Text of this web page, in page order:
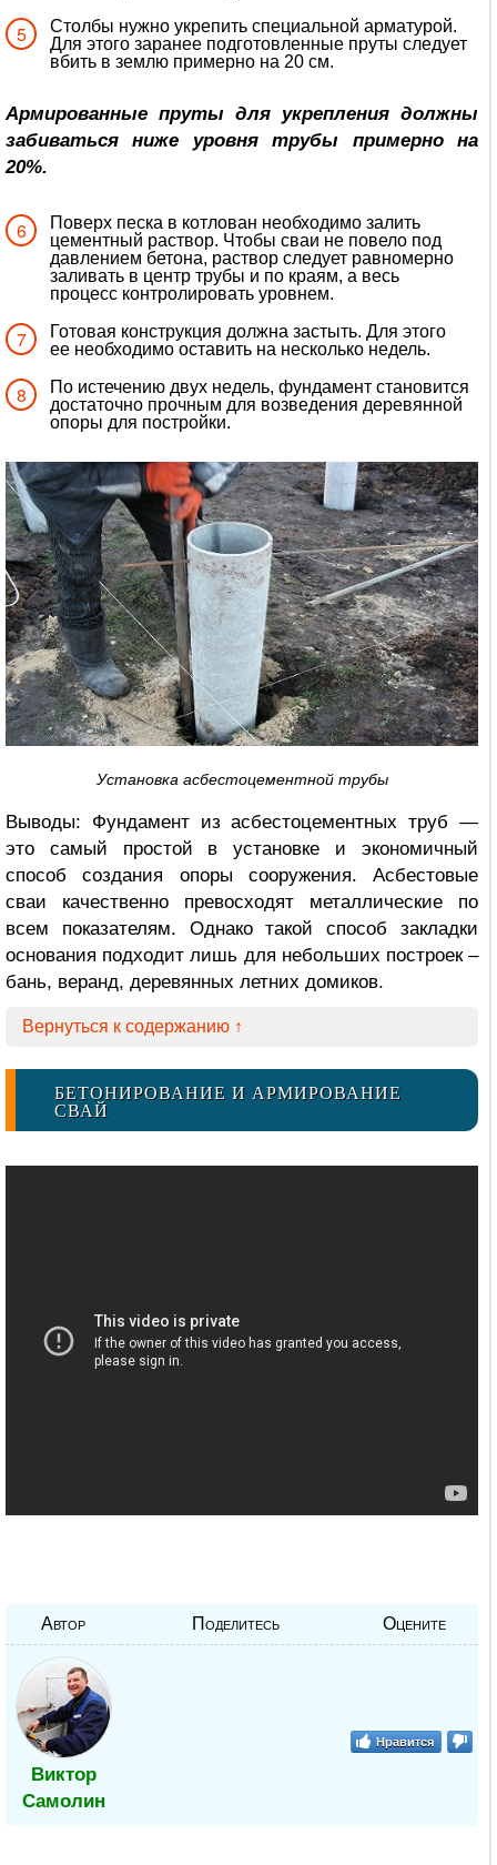
Столбы нужно укрепить специальной арматурой.
Для этого заранее подготовленные пруты следует
вбить в землю примерно на 20 см.
Армированные пруты для укрепления должны
забиваться ниже уровня трубы примерно на
20%.
Поверх песка в котлован необходимо залить
цементный раствор. Чтобы сваи не повело под
давлением бетона, раствор следует равномерно
заливать в центр трубы и по краям, а весь
процесс контролировать уровнем.
Готовая конструкция должна застыть. Для этого
ее необходимо оставить на несколько недель.
По истечению двух недель, фундамент становится
достаточно прочным для возведения деревянной
опоры для постройки.
Установка асбестоцементной трубы
Выводы: Фундамент из асбестоцементных труб —
это самый простой в установке и экономичный
способ создания опоры сооружения. Асбестовые
сваи качественно превосходят металлические по
всем показателям. Однако такой способ закладки
основания подходит лишь для небольших построек –
бань, веранд, деревянных летних домиков.
Вернуться к содержанию ↑
БЕТОНИРОВАНИЕ И АРМИРОВАНИЕ
СВАЙ
Автор Поделитесь Оцените
Виктор
Самолин
Нравится